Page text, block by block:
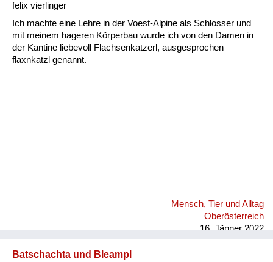
felix vierlinger
Ich machte eine Lehre in der Voest-Alpine als Schlosser und
mit meinem hageren Körperbau wurde ich von den Damen in
der Kantine liebevoll Flachsenkatzerl, ausgesprochen
flaxnkatzl genannt.
Mensch, Tier und Alltag
Oberösterreich
16. Jänner 2022
Batschachta und Bleampl